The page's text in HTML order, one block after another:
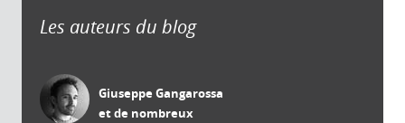
Les auteurs du blog
Giuseppe Gangarossa
et de nombreux